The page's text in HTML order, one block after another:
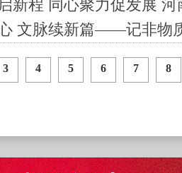
新程 同心聚力促发展
会圆满落幕(2026.03.21
文脉续新篇——记非物
(2026.03.08 22:13)
3 4 5 6 7 8